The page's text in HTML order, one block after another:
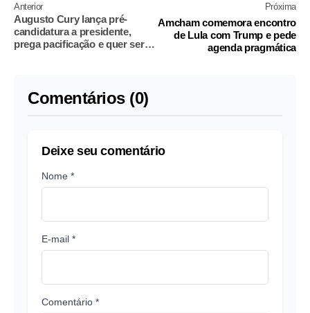
Anterior
Augusto Cury lança pré-
candidatura a presidente,
prega pacificação e quer ser
Próxima
Amcham comemora encontro
de Lula com Trump e pede
agenda pragmática
Comentários (0)
Deixe seu comentário
Nome *
E-mail *
Comentário *